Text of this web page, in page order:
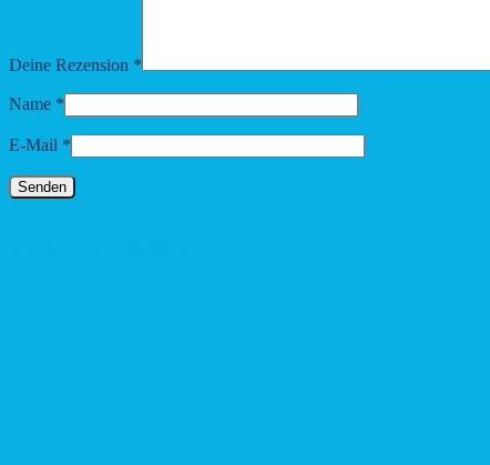
Deine Rezension *
Name *
E-Mail *